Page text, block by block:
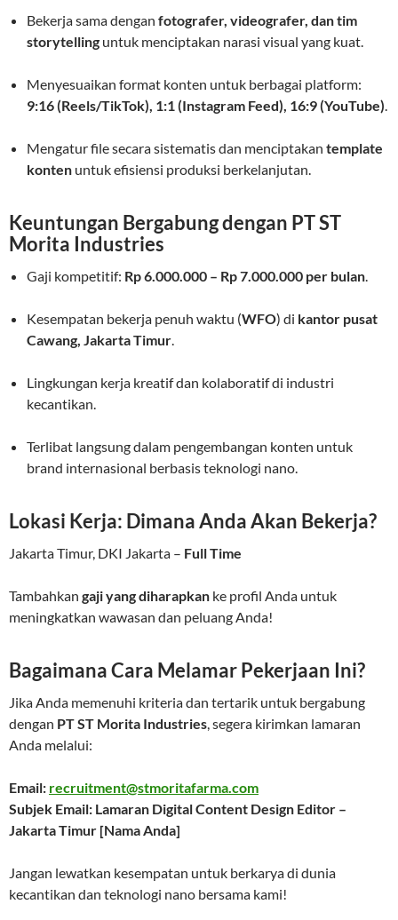
Bekerja sama dengan fotografer, videografer, dan tim
storytelling untuk menciptakan narasi visual yang kuat.
Menyesuaikan format konten untuk berbagai platform:
9:16 (Reels/TikTok), 1:1 (Instagram Feed), 16:9 (YouTube).
Mengatur file secara sistematis dan menciptakan template
konten untuk efisiensi produksi berkelanjutan.
Keuntungan Bergabung dengan PT ST
Morita Industries
Gaji kompetitif: Rp 6.000.000 – Rp 7.000.000 per bulan.
Kesempatan bekerja penuh waktu (WFO) di kantor pusat
Cawang, Jakarta Timur.
Lingkungan kerja kreatif dan kolaboratif di industri
kecantikan.
Terlibat langsung dalam pengembangan konten untuk
brand internasional berbasis teknologi nano.
Lokasi Kerja: Dimana Anda Akan Bekerja?
Jakarta Timur, DKI Jakarta – Full Time
Tambahkan gaji yang diharapkan ke profil Anda untuk
meningkatkan wawasan dan peluang Anda!
Bagaimana Cara Melamar Pekerjaan Ini?
Jika Anda memenuhi kriteria dan tertarik untuk bergabung
dengan PT ST Morita Industries, segera kirimkan lamaran
Anda melalui:
Email: recruitment@stmoritafarma.com
Subjek Email: Lamaran Digital Content Design Editor –
Jakarta Timur [Nama Anda]
Jangan lewatkan kesempatan untuk berkarya di dunia
kecantikan dan teknologi nano bersama kami!